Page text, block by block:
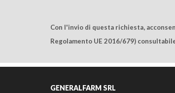
Con l'invio di questa richiesta,
Regolamento UE 2016/679)
GENERALFARM SRL